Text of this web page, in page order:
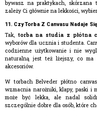
bywasz na praktykach,
zależy Ci głównie na lekkości,
11. Czy Torba Z Canvasu Nadaje
Tak, torba na studia z płótna
wyborów dla ucznia i studenta.
codzienne użytkowanie i nie
naturalną jest też lżejszy, co ma
akcesoriów.
W torbach Belveder płótno
wzmacnia narożniki, klapy, paski i
może być lekka, ale nadal
szczególnie dobre dla osób, które